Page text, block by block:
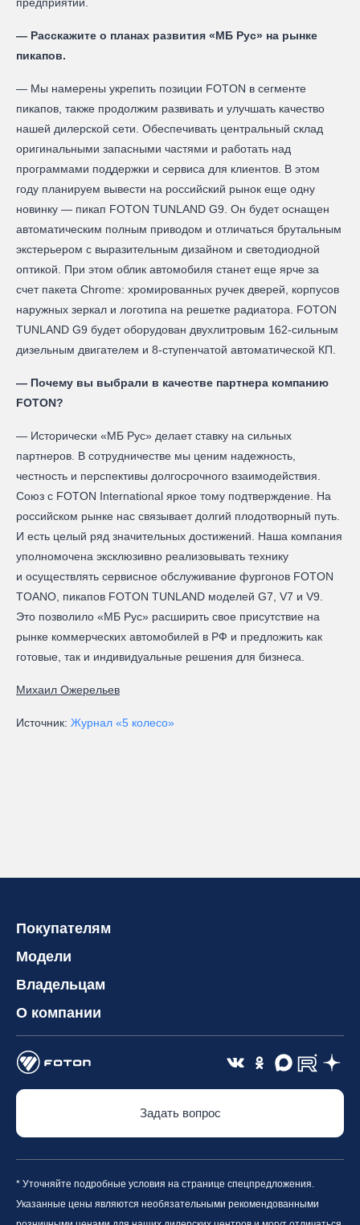
— Расскажите о планах развития «МБ Рус» на рынке
пикапов.
— Мы намерены укрепить позиции FOTON в сегменте
пикапов, также продолжим развивать и улучшать качество
нашей дилерской сети. Обеспечивать центральный склад
оригинальными запасными частями и работать над
программами поддержки и сервиса для клиентов. В этом
году планируем вывести на российский рынок еще одну
новинку — пикап FOTON TUNLAND G9. Он будет оснащен
автоматическим полным приводом и отличаться брутальным
экстерьером с выразительным дизайном и светодиодной
оптикой. При этом облик автомобиля станет еще ярче за
счет пакета Chrome: хромированных ручек дверей, корпусов
наружных зеркал и логотипа на решетке радиатора. FOTON
TUNLAND G9 будет оборудован двухлитровым 162‑сильным
дизельным двигателем и 8‑ступенчатой автоматической КП.
— Почему вы выбрали в качестве партнера компанию
FOTON?
— Исторически «МБ Рус» делает ставку на сильных
партнеров. В сотрудничестве мы ценим надежность,
честность и перспективы долгосрочного взаимодействия.
Союз с FOTON International яркое тому подтверждение. На
российском рынке нас связывает долгий плодотворный путь.
И есть целый ряд значительных достижений. Наша компания
уполномочена эксклюзивно реализовывать технику
и осуществлять сервисное обслуживание фургонов FOTON
TOANO, пикапов FOTON TUNLAND моделей G7, V7 и V9.
Это позволило «МБ Рус» расширить свое присутствие на
рынке коммерческих автомобилей в РФ и предложить как
готовые, так и индивидуальные решения для бизнеса.
Михаил Ожерельев
Источник: Журнал «5 колесо»
Покупателям
Модели
Владельцам
О компании
Задать вопрос
* Уточняйте подробные условия на странице спецпредложения.
Указанные цены являются необязательными рекомендованными